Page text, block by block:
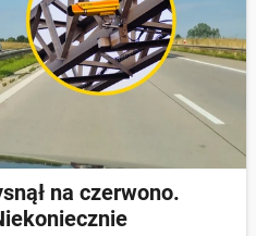
na czerwono.